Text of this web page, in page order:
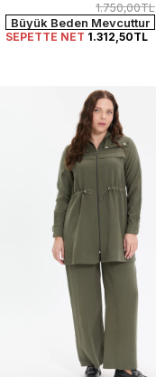
1.750,00TL
Büyük Beden Mevcuttur
SEPETTE NET 1.312,50TL